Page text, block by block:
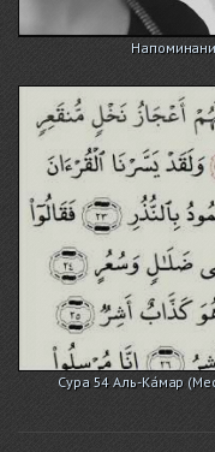
Сура 54 Аль-Ка́мар